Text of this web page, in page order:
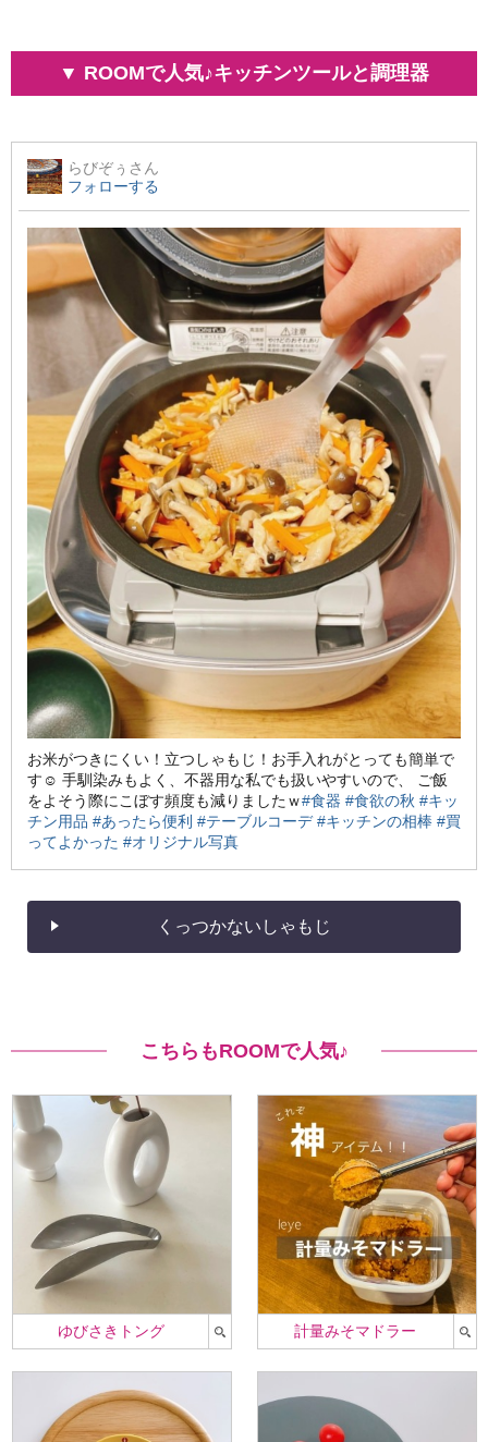
▼ ROOMで人気♪キッチンツールと調理器
らびぞぅ さん
フォローする
お米がつきにくい！立つしゃもじ！お手入れがとっても簡単で
す☺️ 手馴染みもよく、不器用な私でも扱いやすいので、 ご飯
をよそう際にこぼす頻度も減りましたｗ#食器 #食欲の秋 #キッ
チン用品 #あったら便利 #テーブルコーデ #キッチンの相棒 #買
ってよかった #オリジナル写真
くっつかないしゃもじ
こちらもROOMで人気♪
ゆびさきトング 計量みそマドラー